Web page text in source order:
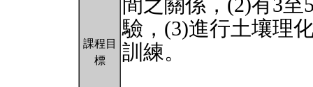
課程目
標
間之關係，(2)有3
驗，(3)進行土壤理
訓練。